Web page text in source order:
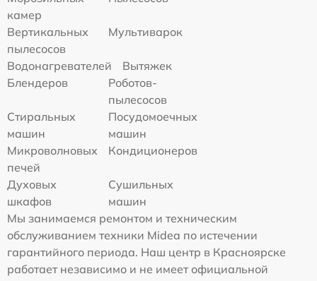
камер
Вертикальных
пылесосов
Мультиварок
Водонагревателей
Вытяжек
Блендеров
Роботов-
пылесосов
Стиральных
машин
Посудомоечных
машин
Микроволновых
печей
Кондиционеров
Духовых
шкафов
Сушильных
машин
Мы занимаемся ремонтом и техническим
обслуживанием техники Midea по истечении
гарантийного периода. Наш центр в Красноярске
работает независимо и не имеет официальной